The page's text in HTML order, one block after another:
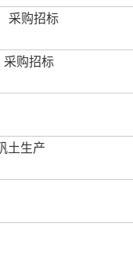
0.00% 0.72%
0.19%
采购招标
采购招标
土生产